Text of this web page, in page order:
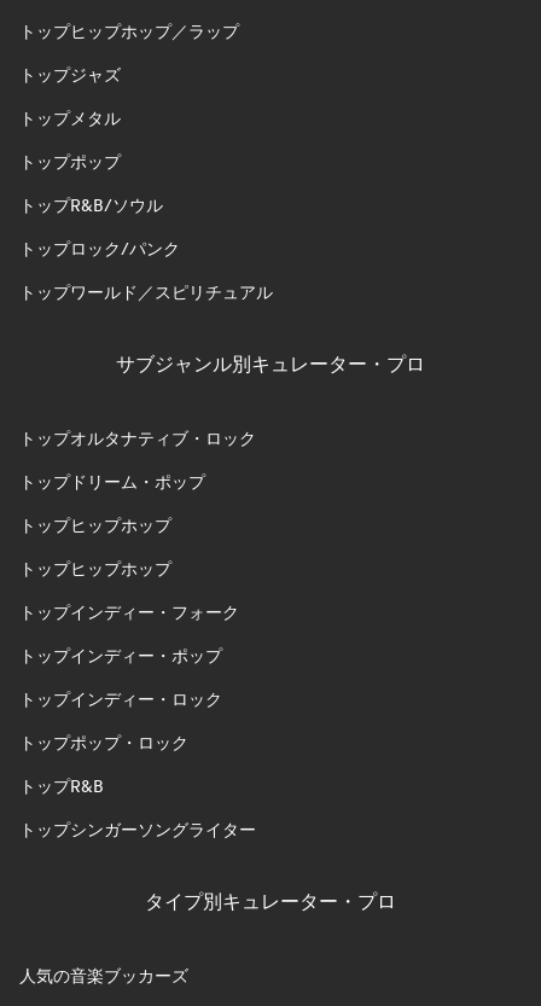
トップヒップホップ／ラップ
トップジャズ
トップメタル
トップポップ
トップR&B/ソウル
トップロック/パンク
トップワールド／スピリチュアル
サブジャンル別キュレーター・プロ
トップオルタナティブ・ロック
トップドリーム・ポップ
トップヒップホップ
トップヒップホップ
トップインディー・フォーク
トップインディー・ポップ
トップインディー・ロック
トップポップ・ロック
トップR&B
トップシンガーソングライター
タイプ別キュレーター・プロ
人気の音楽ブッカーズ